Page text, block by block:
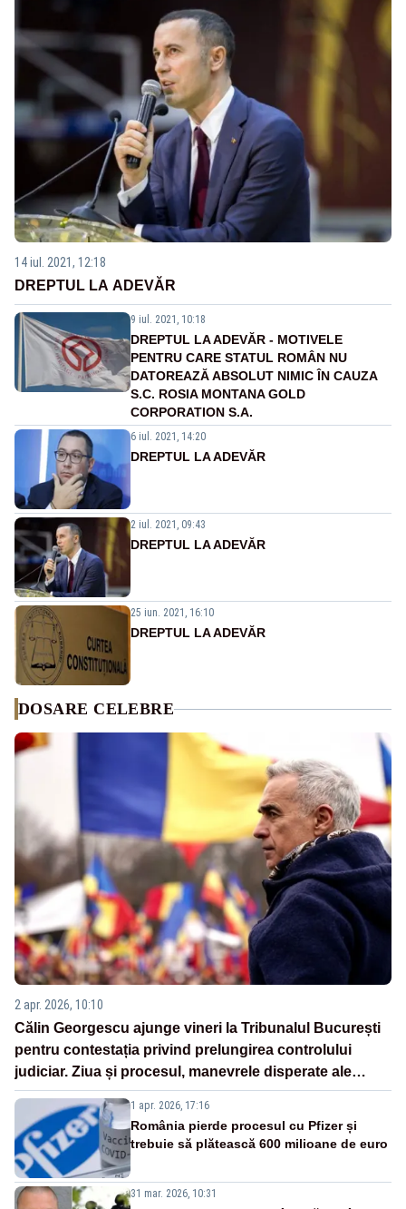
14 iul. 2021, 12:18
DREPTUL LA ADEVĂR
9 iul. 2021, 10:18
DREPTUL LA ADEVĂR - MOTIVELE
PENTRU CARE STATUL ROMÂN NU
DATOREAZĂ ABSOLUT NIMIC ÎN CAUZA
S.C. ROSIA MONTANA GOLD
CORPORATION S.A.
6 iul. 2021, 14:20
DREPTUL LA ADEVĂR
2 iul. 2021, 09:43
DREPTUL LA ADEVĂR
25 iun. 2021, 16:10
DREPTUL LA ADEVĂR
DOSARE CELEBRE
2 apr. 2026, 10:10
Călin Georgescu ajunge vineri la Tribunalul București
pentru contestația privind prelungirea controlului
judiciar. Ziua și procesul, manevrele disperate ale
Sistemului
1 apr. 2026, 17:16
România pierde procesul cu Pfizer și
trebuie să plătească 600 milioane de euro
31 mar. 2026, 10:31